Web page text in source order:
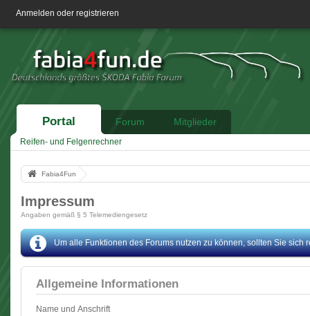
Anmelden oder registrieren
Portal Forum Mitglieder
Reifen- und Felgenrechner
Fabia4Fun
Impressum
Angaben gemäß § 5 Telemediengesetz
Um alle Funktionen des Forums nutzen zu können, sollten Sie
Allgemeine Informationen
Name und Anschrift